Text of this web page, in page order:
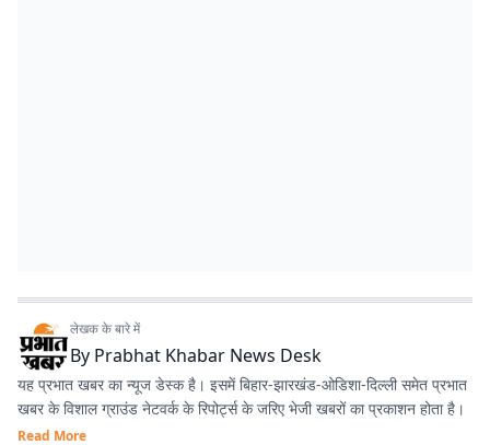
लेखक के बारे में
By Prabhat Khabar News Desk
यह प्रभात खबर का न्यूज डेस्क है। इसमें बिहार-झारखंड-ओडिशा-दिल्‍ली समेत प्रभात
खबर के विशाल ग्राउंड नेटवर्क के रिपोर्ट्स के जरिए भेजी खबरों का प्रकाशन होता है।
Read More